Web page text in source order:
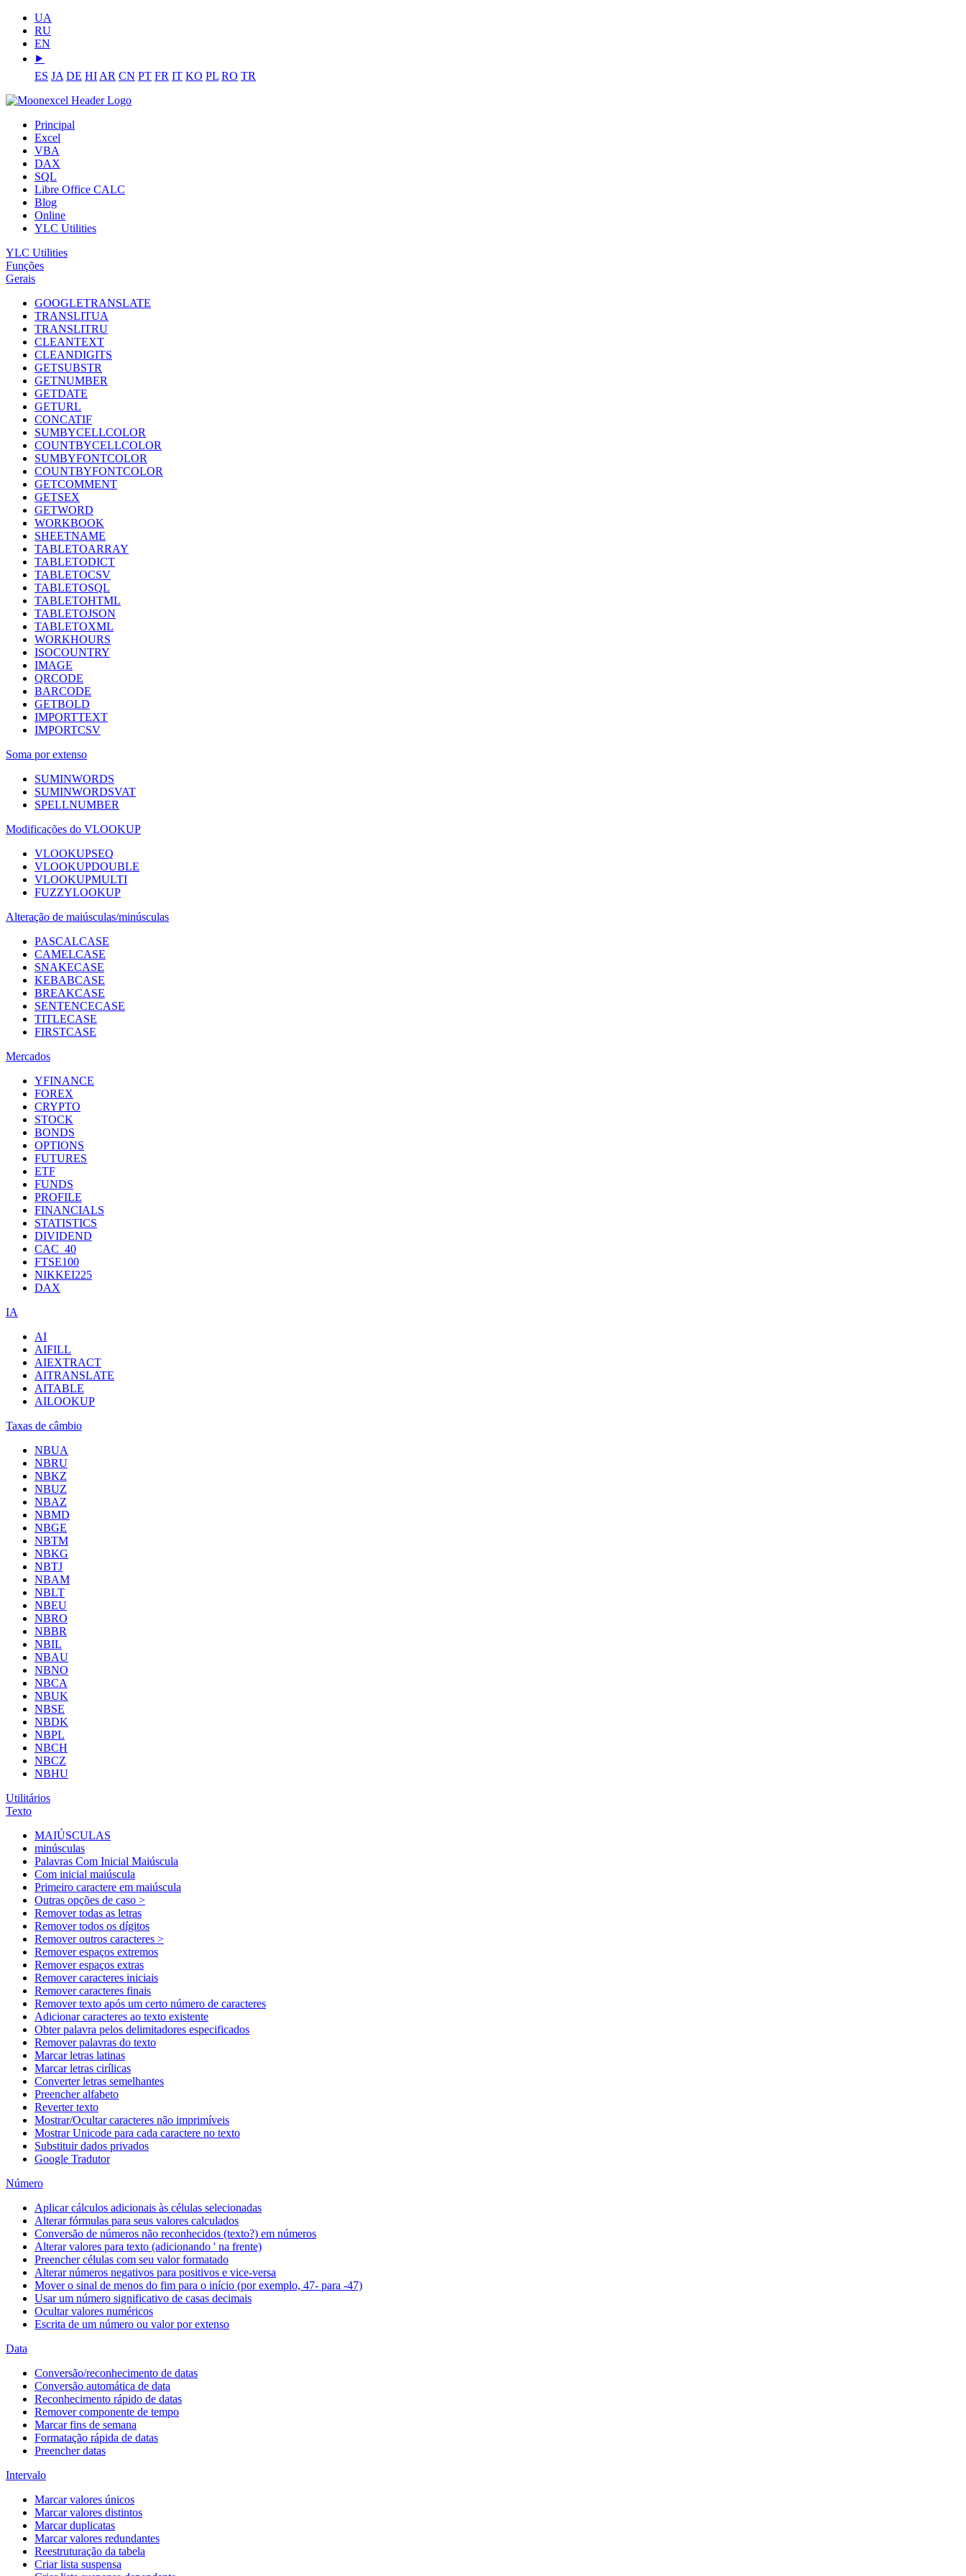
UA
RU
EN
⯈
ES JA DE HI AR CN PT FR IT KO PL RO TR
Principal
Excel
VBA
DAX
SQL
Libre Office CALC
Blog
Online
YLC Utilities
YLC Utilities
Funções
Gerais
GOOGLETRANSLATE
TRANSLITUA
TRANSLITRU
CLEANTEXT
CLEANDIGITS
GETSUBSTR
GETNUMBER
GETDATE
GETURL
CONCATIF
SUMBYCELLCOLOR
COUNTBYCELLCOLOR
SUMBYFONTCOLOR
COUNTBYFONTCOLOR
GETCOMMENT
GETSEX
GETWORD
WORKBOOK
SHEETNAME
TABLETOARRAY
TABLETODICT
TABLETOCSV
TABLETOSQL
TABLETOHTML
TABLETOJSON
TABLETOXML
WORKHOURS
ISOCOUNTRY
IMAGE
QRCODE
BARCODE
GETBOLD
IMPORTTEXT
IMPORTCSV
Soma por extenso
SUMINWORDS
SUMINWORDSVAT
SPELLNUMBER
Modificações do VLOOKUP
VLOOKUPSEQ
VLOOKUPDOUBLE
VLOOKUPMULTI
FUZZYLOOKUP
Alteração de maiúsculas/minúsculas
PASCALCASE
CAMELCASE
SNAKECASE
KEBABCASE
BREAKCASE
SENTENCECASE
TITLECASE
FIRSTCASE
Mercados
YFINANCE
FOREX
CRYPTO
STOCK
BONDS
OPTIONS
FUTURES
ETF
FUNDS
PROFILE
FINANCIALS
STATISTICS
DIVIDEND
CAC_40
FTSE100
NIKKEI225
DAX
IA
AI
AIFILL
AIEXTRACT
AITRANSLATE
AITABLE
AILOOKUP
Taxas de câmbio
NBUA
NBRU
NBKZ
NBUZ
NBAZ
NBMD
NBGE
NBTM
NBKG
NBTJ
NBAM
NBLT
NBEU
NBRO
NBBR
NBIL
NBAU
NBNO
NBCA
NBUK
NBSE
NBDK
NBPL
NBCH
NBCZ
NBHU
Utilitários
Texto
MAIÚSCULAS
minúsculas
Palavras Com Inicial Maiúscula
Com inicial maiúscula
Primeiro caractere em maiúscula
Outras opções de caso >
Remover todas as letras
Remover todos os dígitos
Remover outros caracteres >
Remover espaços extremos
Remover espaços extras
Remover caracteres iniciais
Remover caracteres finais
Remover texto após um certo número de caracteres
Adicionar caracteres ao texto existente
Obter palavra pelos delimitadores especificados
Remover palavras do texto
Marcar letras latinas
Marcar letras cirílicas
Converter letras semelhantes
Preencher alfabeto
Reverter texto
Mostrar/Ocultar caracteres não imprimíveis
Mostrar Unicode para cada caractere no texto
Substituir dados privados
Google Tradutor
Número
Aplicar cálculos adicionais às células selecionadas
Alterar fórmulas para seus valores calculados
Conversão de números não reconhecidos (texto?) em números
Alterar valores para texto (adicionando ' na frente)
Preencher células com seu valor formatado
Alterar números negativos para positivos e vice-versa
Mover o sinal de menos do fim para o início (por exemplo, 47- para -47)
Usar um número significativo de casas decimais
Ocultar valores numéricos
Escrita de um número ou valor por extenso
Data
Conversão/reconhecimento de datas
Conversão automática de data
Reconhecimento rápido de datas
Remover componente de tempo
Marcar fins de semana
Formatação rápida de datas
Preencher datas
Intervalo
Marcar valores únicos
Marcar valores distintos
Marcar duplicatas
Marcar valores redundantes
Reestruturação da tabela
Criar lista suspensa